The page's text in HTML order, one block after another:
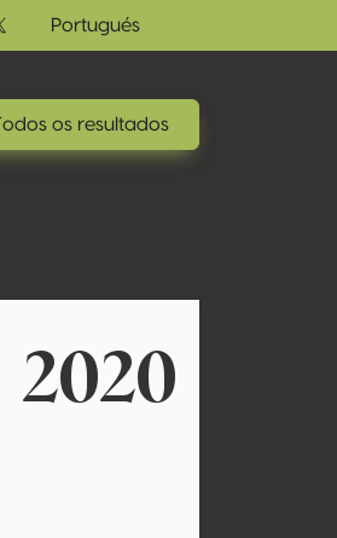
Twitter / X
Portugués
os resultados